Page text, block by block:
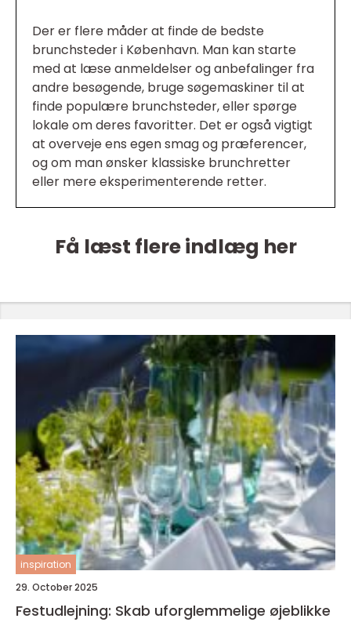
Der er flere måder at finde de bedste
brunchsteder i København. Man kan starte
med at læse anmeldelser og anbefalinger fra
andre besøgende, bruge søgemaskiner til at
finde populære brunchsteder, eller spørge
lokale om deres favoritter. Det er også vigtigt
at overveje ens egen smag og præferencer,
og om man ønsker klassiske brunchretter
eller mere eksperimenterende retter.
Få læst flere indlæg her
inspiration
29. October 2025
Festudlejning: Skab uforglemmelige øjeblikke